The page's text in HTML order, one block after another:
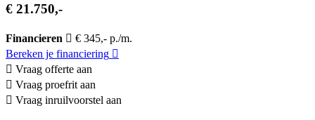
€ 21.750,-
Financieren
€ 345,- p./m.
Bereken je financiering
Vraag offerte aan
Vraag proefrit aan
Vraag inruilvoorstel aan